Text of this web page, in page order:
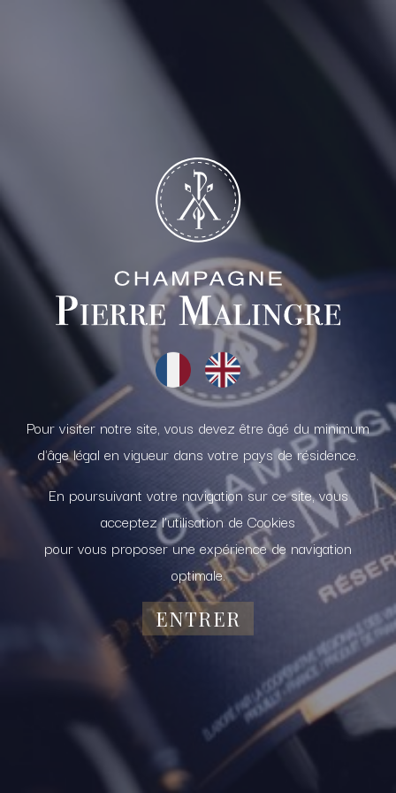
Pour visiter notre site, vous devez être âgé du minimum
d'âge légal en vigueur dans votre pays de résidence.
En poursuivant votre navigation sur ce site, vous
acceptez l’utilisation de Cookies
pour vous proposer une expérience de navigation
optimale.
ENTRER